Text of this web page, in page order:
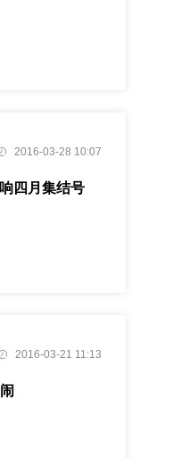
2016-03-28 10:07
四月集结号
2016-03-21 11:13